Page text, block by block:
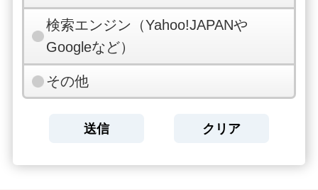
検索エンジン（Yahoo!JAPANや
Googleなど）
その他